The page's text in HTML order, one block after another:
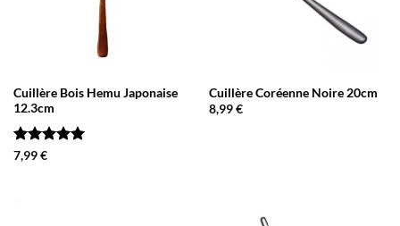
Cuillère Bois Hemu Japonaise
12.3cm
Note
7,99€
Cuillère Coréenne Noire 20cm
8,99€